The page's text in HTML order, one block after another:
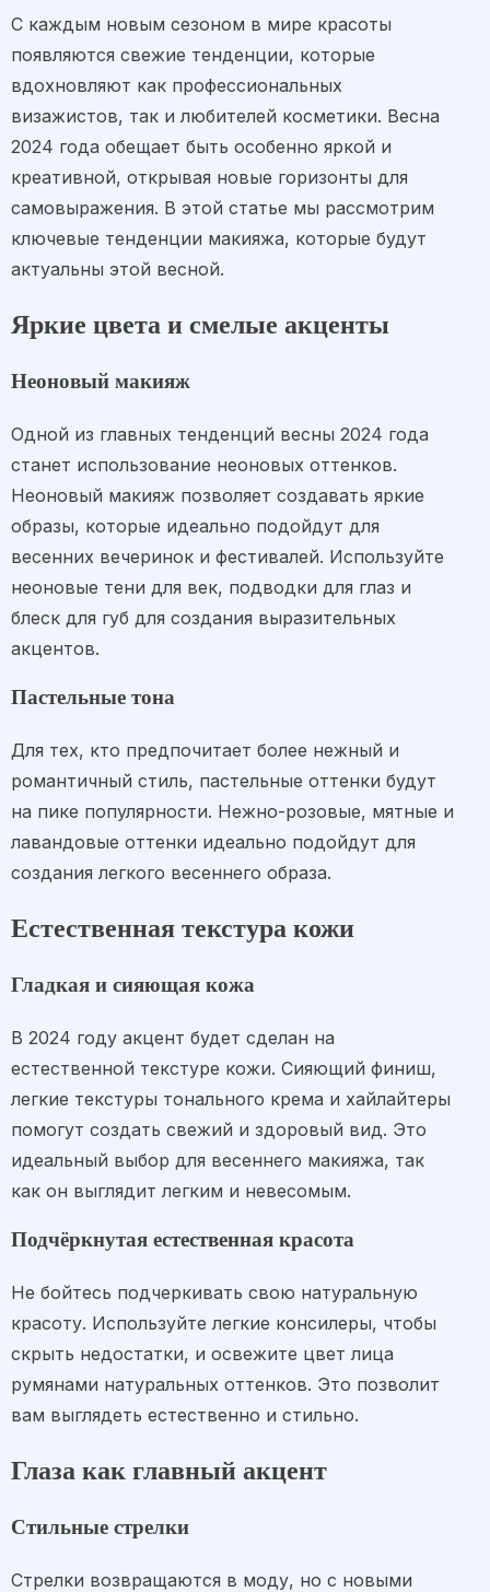
С каждым новым сезоном в мире красоты
появляются свежие тенденции, которые
вдохновляют как профессиональных
визажистов, так и любителей косметики. Весна
2024 года обещает быть особенно яркой и
креативной, открывая новые горизонты для
самовыражения. В этой статье мы рассмотрим
ключевые тенденции макияжа, которые будут
актуальны этой весной.
Яркие цвета и смелые акценты
Неоновый макияж
Одной из главных тенденций весны 2024 года
станет использование неоновых оттенков.
Неоновый макияж позволяет создавать яркие
образы, которые идеально подойдут для
весенних вечеринок и фестивалей. Используйте
неоновые тени для век, подводки для глаз и
блеск для губ для создания выразительных
акцентов.
Пастельные тона
Для тех, кто предпочитает более нежный и
романтичный стиль, пастельные оттенки будут
на пике популярности. Нежно-розовые, мятные и
лавандовые оттенки идеально подойдут для
создания легкого весеннего образа.
Естественная текстура кожи
Гладкая и сияющая кожа
В 2024 году акцент будет сделан на
естественной текстуре кожи. Сияющий финиш,
легкие текстуры тонального крема и хайлайтеры
помогут создать свежий и здоровый вид. Это
идеальный выбор для весеннего макияжа, так
как он выглядит легким и невесомым.
Подчёркнутая естественная красота
Не бойтесь подчеркивать свою натуральную
красоту. Используйте легкие консилеры, чтобы
скрыть недостатки, и освежите цвет лица
румянами натуральных оттенков. Это позволит
вам выглядеть естественно и стильно.
Глаза как главный акцент
Стильные стрелки
Стрелки возвращаются в моду, но с новыми